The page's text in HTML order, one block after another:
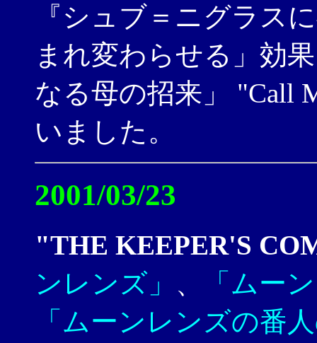
『シュブ＝ニグラス
まれ変わらせる」効
なる母の招来」 "Call
いました。
2001/03/23
"THE KEEPER'S
ンレンズ」 、
「ムー
「ムーンレンズの番